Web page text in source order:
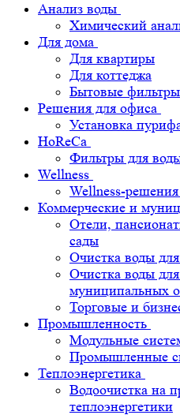
Анализ воды
Химический
Для дома
Для квартиры
Для коттеджа
Бытовые фильтры
Решения для офиса
Установка
HoReCa
Фильтры для
Wellness
Wellness-
Коммерческие и
Отели,
сады
Очистка воды
Очистка воды
муниципальных
Торговые и
Промышленность
Модульные
Промышленные
Теплоэнергетика
Водоочистка на
теплоэнергетики